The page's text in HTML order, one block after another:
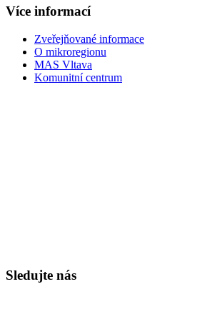
Více informací
Zveřejňované informace
O mikroregionu
MAS Vltava
Komunitní centrum
Sledujte nás